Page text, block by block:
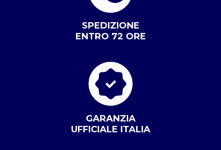
SPEDIZIONE
ENTRO 72 ORE
GARANZIA
UFFICIALE ITALIA